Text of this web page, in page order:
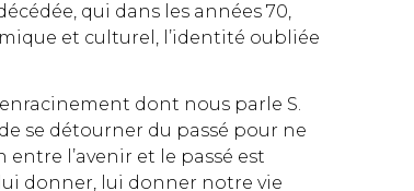
qui dans les années 70,
et culturel, l’identité oubliée
dont nous parle S.
se détourner du passé pour ne
entre l’avenir et le passé est
donner, lui donner notre vie